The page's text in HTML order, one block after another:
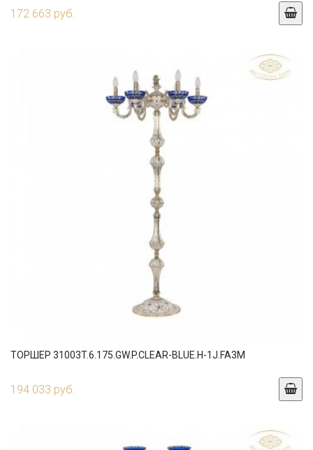
172 663 руб.
ТОРШЕР 31003T.6.175.GW.P.CLEAR-BLUE.H-1J.FA3M
194 033 руб.